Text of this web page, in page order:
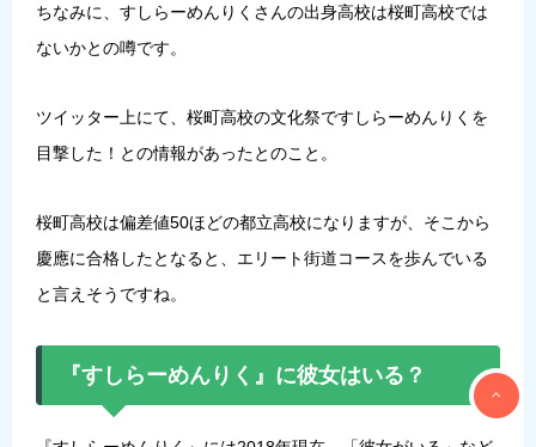
ちなみに、すしらーめんりくさんの出身高校は桜町高校では
ないかとの噂です。
ツイッター上にて、桜町高校の文化祭ですしらーめんりくを
目撃した！との情報があったとのこと。
桜町高校は偏差値50ほどの都立高校になりますが、そこから
慶應に合格したとなると、エリート街道コースを歩んでいる
と言えそうですね。
『すしらーめんりく』に彼女はいる？